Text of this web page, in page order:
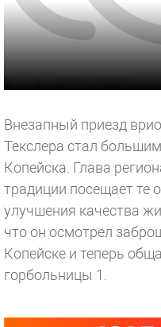
Внезапный приезд
Текслера стал
Копейска. Глава
традиции посещает те
улучшения качества
что он осмотрел
Копейске и теперь
горбольницы 1.